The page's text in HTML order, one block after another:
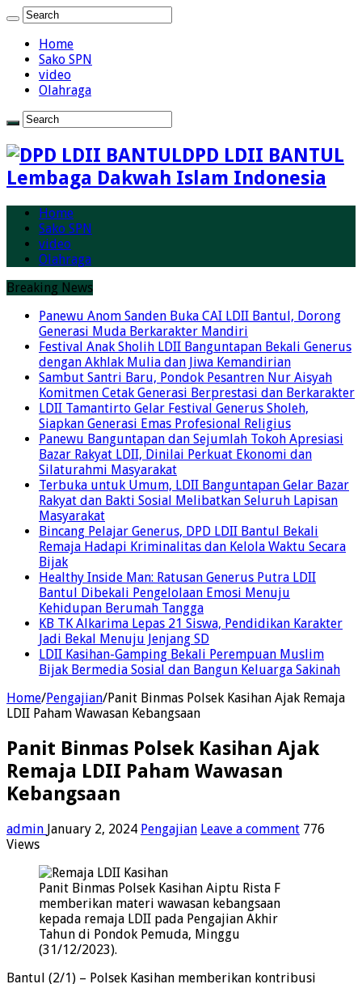
Home
Sako SPN
video
Olahraga
DPD LDII BANTUL
Lembaga Dakwah Islam Indonesia
Home
Sako SPN
video
Olahraga
Breaking News
Panewu Anom Sanden Buka CAI LDII Bantul, Dorong
Generasi Muda Berkarakter Mandiri
Festival Anak Sholih LDII Banguntapan Bekali Generus
dengan Akhlak Mulia dan Jiwa Kemandirian
Sambut Santri Baru, Pondok Pesantren Nur Aisyah
Komitmen Cetak Generasi Berprestasi dan Berkarakter
LDII Tamantirto Gelar Festival Generus Sholeh,
Siapkan Generasi Emas Profesional Religius
Panewu Banguntapan dan Sejumlah Tokoh Apresiasi
Bazar Rakyat LDII, Dinilai Perkuat Ekonomi dan
Silaturahmi Masyarakat
Terbuka untuk Umum, LDII Banguntapan Gelar Bazar
Rakyat dan Bakti Sosial Melibatkan Seluruh Lapisan
Masyarakat
Bincang Pelajar Generus, DPD LDII Bantul Bekali
Remaja Hadapi Kriminalitas dan Kelola Waktu Secara
Bijak
Healthy Inside Man: Ratusan Generus Putra LDII
Bantul Dibekali Pengelolaan Emosi Menuju
Kehidupan Berumah Tangga
KB TK Alkarima Lepas 21 Siswa, Pendidikan Karakter
Jadi Bekal Menuju Jenjang SD
LDII Kasihan-Gamping Bekali Perempuan Muslim
Bijak Bermedia Sosial dan Bangun Keluarga Sakinah
Home/Pengajian/Panit Binmas Polsek Kasihan Ajak Remaja
LDII Paham Wawasan Kebangsaan
Panit Binmas Polsek Kasihan Ajak
Remaja LDII Paham Wawasan
Kebangsaan
admin January 2, 2024 Pengajian Leave a comment 776
Views
Panit Binmas Polsek Kasihan Aiptu Rista F
memberikan materi wawasan kebangsaan
kepada remaja LDII pada Pengajian Akhir
Tahun di Pondok Pemuda, Minggu
(31/12/2023).
Bantul (2/1) – Polsek Kasihan memberikan kontribusi